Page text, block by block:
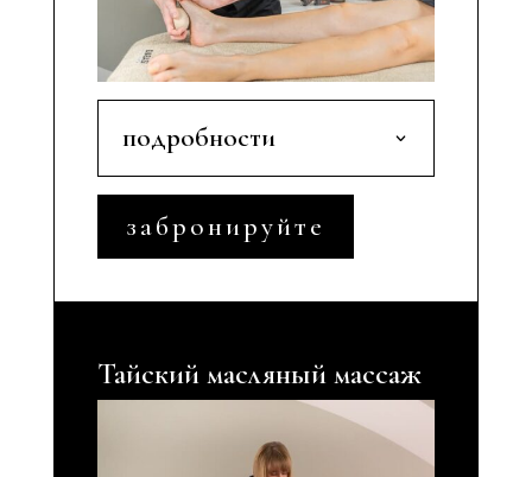
подробности
забронируйте
Тайский масляный массаж